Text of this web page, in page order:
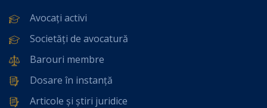
Avocați activi
Societăți de avocatură
Barouri membre
Dosare în instanță
Articole și știri juridice